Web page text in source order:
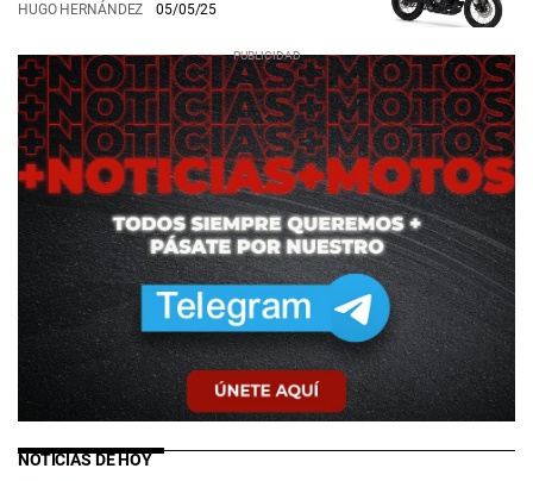
HUGO HERNÁNDEZ 05/05/25
NOTICIAS DE HOY